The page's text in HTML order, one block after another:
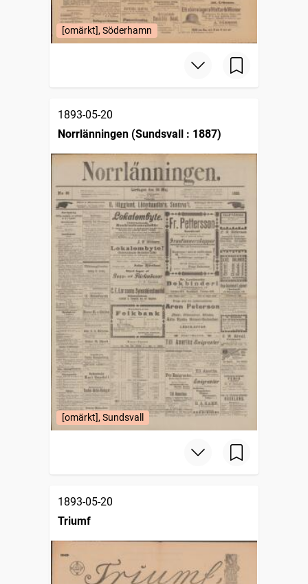
[omärkt], Söderhamn
1893-05-20
Norrlänningen (Sundsvall : 1887)
[omärkt], Sundsvall
1893-05-20
Triumf